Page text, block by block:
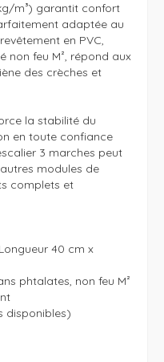
m³) garantit confort
adaptée au
en PVC,
non feu M², répond aux
des crèches et
la stabilité du
en toute confiance
3 marches peut
modules de
complets et
40 cm x
phtalates, non feu M²
disponibles)